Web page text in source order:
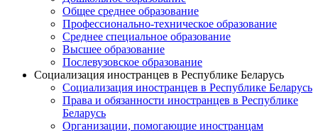
Общее среднее образование
Профессионально-техническое образование
Среднее специальное образование
Высшее образование
Послевузовское образование
Социализация иностранцев в Республике Беларусь
Социализация иностранцев в Республике Беларусь
Права и обязанности иностранцев в Республике
Беларусь
Oрганизации, помогающие иностранцам